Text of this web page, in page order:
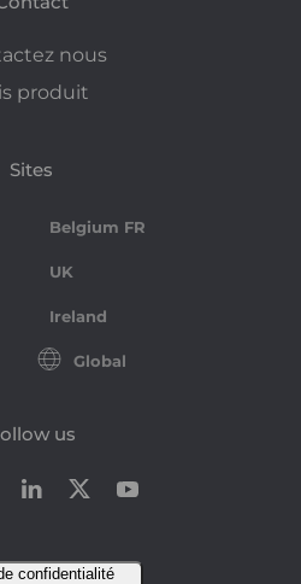
nous
produit
Sites
Belgium FR
UK
Ireland
Global
us